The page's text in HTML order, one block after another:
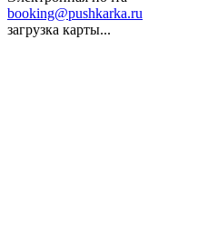
booking@pushkarka.ru
загрузка карты...